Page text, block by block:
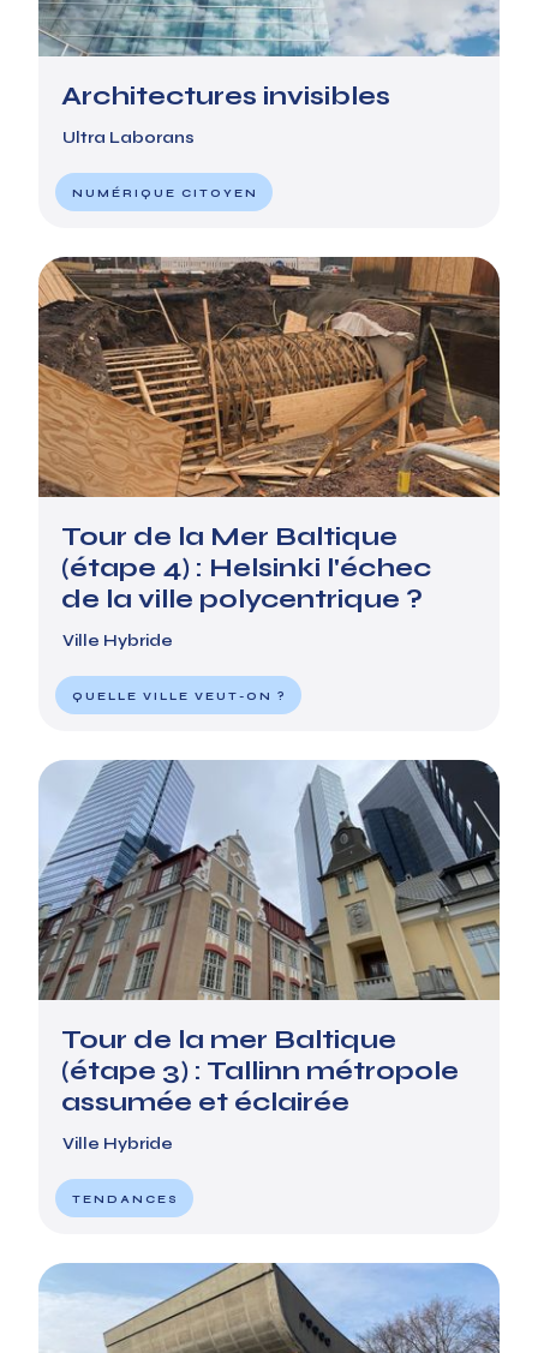
Architectures invisibles
Ultra Laborans
NUMÉRIQUE CITOYEN
Tour de la Mer Baltique
(étape 4) : Helsinki l'échec
de la ville polycentrique ?
Ville Hybride
QUELLE VILLE VEUT-ON ?
Tour de la mer Baltique
(étape 3) : Tallinn métropole
assumée et éclairée
Ville Hybride
TENDANCES